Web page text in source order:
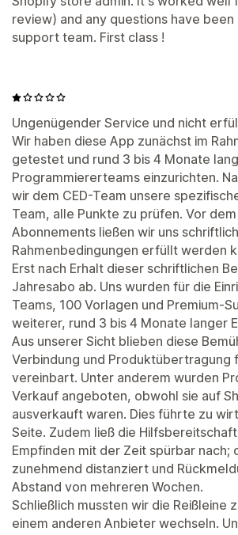
review) and any questions have
support team. First class !
Ungenügender Service und nicht
Wir haben diese App zunächst im
getestet und rund 3 bis 4 Monate
Programmiererteams einzurichten.
wir dem CED-Team unsere
Team, alle Punkte zu prüfen. Vor
Abonnements ließen wir uns
Rahmenbedingungen erfüllt werden
Erst nach Erhalt dieser schriftlichen
Jahresabo ab. Uns wurden für die
Teams, 100 Vorlagen und Premium-
weiterer, rund 3 bis 4 Monate langer
Aus unserer Sicht blieben diese
Verbindung und Produktübertragung
vereinbart. Unter anderem wurden
Verkauf angeboten, obwohl sie auf
ausverkauft waren. Dies führte zu
Seite. Zudem ließ die
Empfinden mit der Zeit spürbar
zunehmend distanziert und
Abstand von mehreren Wochen.
Schließlich mussten wir die Reißleine
einem anderen Anbieter wechseln.